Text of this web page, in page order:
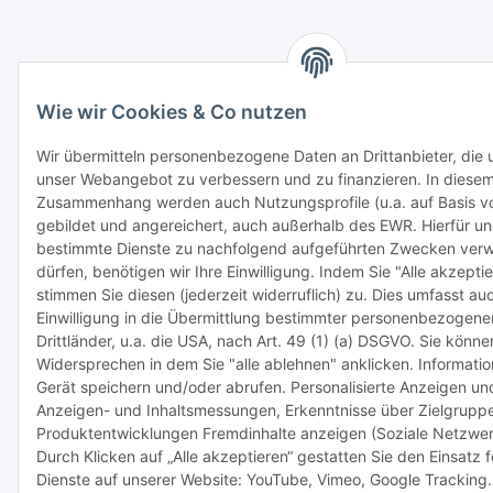
Wie wir Cookies & Co nutzen
Wir übermitteln personenbezogene Daten an Drittanbieter, die
unser Webangebot zu verbessern und zu finanzieren. In
Zusammenhang werden auch Nutzungsprofile (u.a. auf Basis
gebildet und angereichert, auch außerhalb des EWR. Hierfür
bestimmte Dienste zu nachfolgend aufgeführten Zwecken
dürfen, benötigen wir Ihre Einwilligung. Indem Sie "Alle
stimmen Sie diesen (jederzeit widerruflich) zu. Dies umfasst
Einwilligung in die Übermittlung bestimmter
Drittländer, u.a. die USA, nach Art. 49 (1) (a) DSGVO. Sie
Widersprechen in dem Sie "alle ablehnen" anklicken.
Gerät speichern und/oder abrufen. Personalisierte Anzeigen
Anzeigen- und Inhaltsmessungen, Erkenntnisse über
Produktentwicklungen Fremdinhalte anzeigen (Soziale
Durch Klicken auf „Alle akzeptieren“ gestatten Sie den Einsatz
Dienste auf unserer Website: YouTube, Vimeo, Google